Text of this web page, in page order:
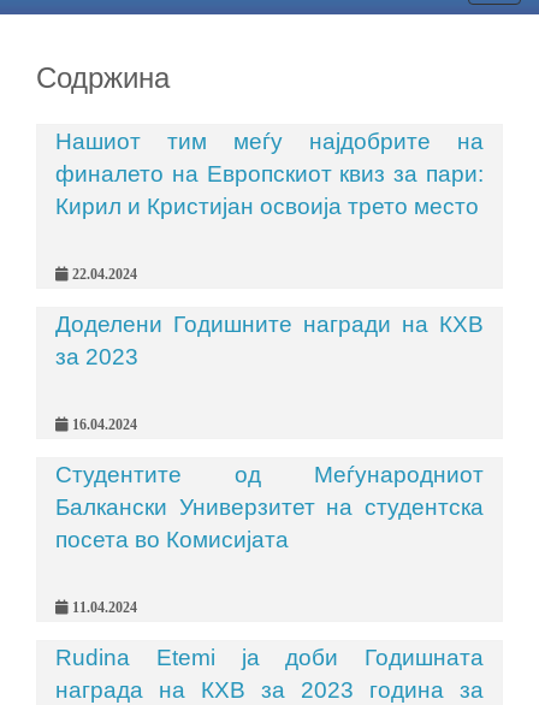
Содржина
Нашиот тим меѓу најдобрите на
финалето на Европскиот квиз за пари:
Кирил и Кристијан освоија трето место
22.04.2024
Доделени Годишните награди на КХВ
за 2023
16.04.2024
Студентите од Меѓународниот
Балкански Универзитет на студентска
посета во Комисијата
11.04.2024
Rudina Etemi ја доби Годишната
награда на КХВ за 2023 година за